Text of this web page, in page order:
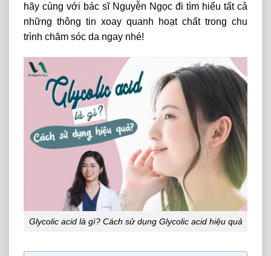
hãy cùng với bác sĩ Nguyễn Ngọc đi tìm hiểu tất cả
những thông tin xoay quanh hoạt chất trong chu
trình chăm sóc da ngay nhé!
Glycolic acid là gì? Cách sử dụng Glycolic acid hiệu quả